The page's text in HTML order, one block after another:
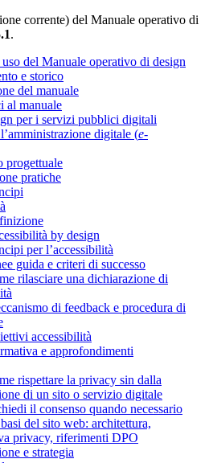
corrente) del Manuale operativo di
.
del Manuale operativo di design
e storico
del manuale
al manuale
per i servizi pubblici digitali
digitale (e-
progettuale
pratiche
by design
per l’accessibilità
guida e criteri di successo
rilasciare una dichiarazione di
di feedback e procedura di
accessibilità
e approfondimenti
rispettare la privacy sin dalla
di un sito o servizio digitale
il consenso quando necessario
del sito web: architettura,
privacy, riferimenti DPO
e strategia